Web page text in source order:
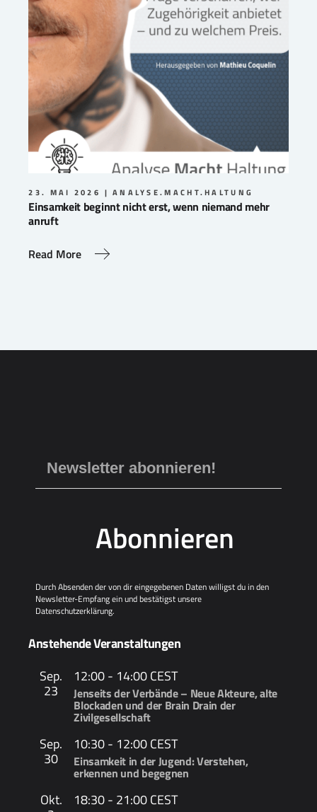
23. MAI 2026 ANALYSE.MACHT.HALTUNG
Einsamkeit beginnt nicht erst, wenn niemand mehr
anruft
Read More
Abonnieren
Durch Absenden der von dir eingegebenen Daten willigst du in den
Newsletter-Empfang ein und bestätigst unsere
Datenschutzerklärung.
Anstehende Veranstaltungen
Sep.
23
12:00- 14:00CEST
Jenseits der Verbände – Neue Akteure, alte
Blockaden und der Brain Drain der
Zivilgesellschaft
Sep.
30
10:30- 12:00CEST
Einsamkeit in der Jugend: Verstehen,
erkennen und begegnen
Okt. 18:30- 21:00CEST